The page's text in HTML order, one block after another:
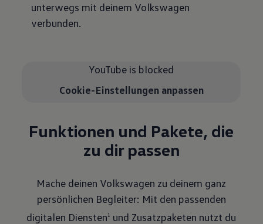
unterwegs mit deinem Volkswagen
verbunden.
YouTube is blocked
Cookie-Einstellungen anpassen
Funktionen und Pakete, die
zu dir passen
Mache deinen Volkswagen zu deinem ganz
persönlichen Begleiter: Mit den passenden
digitalen Diensten1
und Zusatzpaketen nutzt du